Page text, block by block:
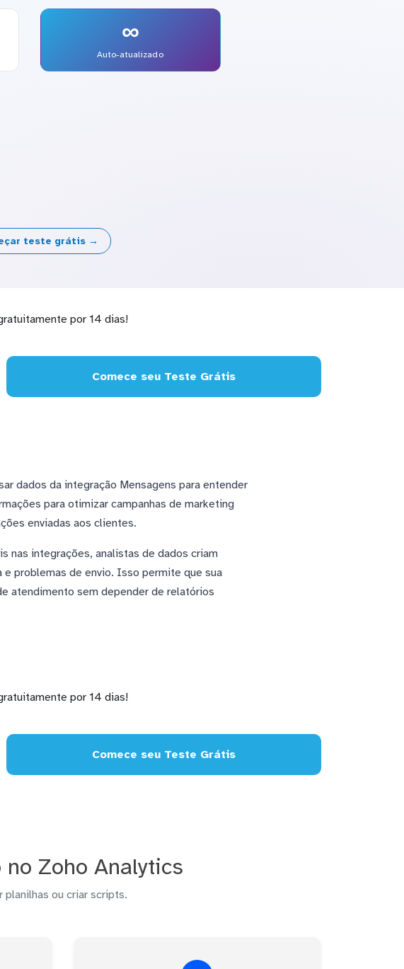
∞
Auto-atualizado
teste grátis →
por 14 dias!
Comece seu Teste Grátis
dados da integração Mensagens para entender
para otimizar campanhas de marketing
enviadas aos clientes.
nas integrações, analistas de dados criam
problemas de envio. Isso permite que sua
atendimento sem depender de relatórios
por 14 dias!
Comece seu Teste Grátis
Zoho Analytics
ou criar scripts.